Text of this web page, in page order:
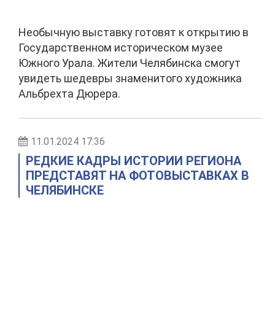
Необычную выставку готовят к открытию в
Государственном историческом музее
Южного Урала. Жители Челябинска смогут
увидеть шедевры знаменитого художника
Альбрехта Дюрера.
11.01.2024 17:36
РЕДКИЕ КАДРЫ ИСТОРИИ РЕГИОНА
ПРЕДСТАВЯТ НА ФОТОВЫСТАВКАХ В
ЧЕЛЯБИНСКЕ